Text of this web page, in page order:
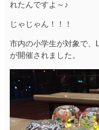
れたんですよ～♪
じゃじゃん！！！
市内の小学生が対象で、
が開催されました。